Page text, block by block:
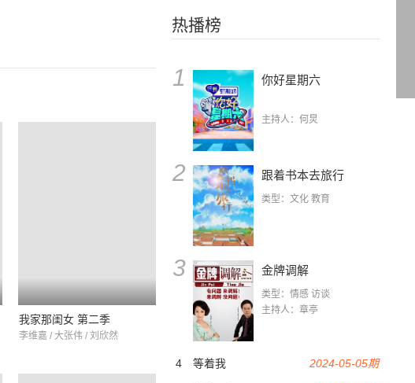
热播榜
1 你好星期六
主持人：何炅
2 跟着书本去旅行
类型：文化 教育
3 金牌调解
类型：情感 访谈
主持人：章亭
2024-05-05期
4 等着我
我家那闺女 第二季
李维嘉 / 大张伟 / 刘欣然